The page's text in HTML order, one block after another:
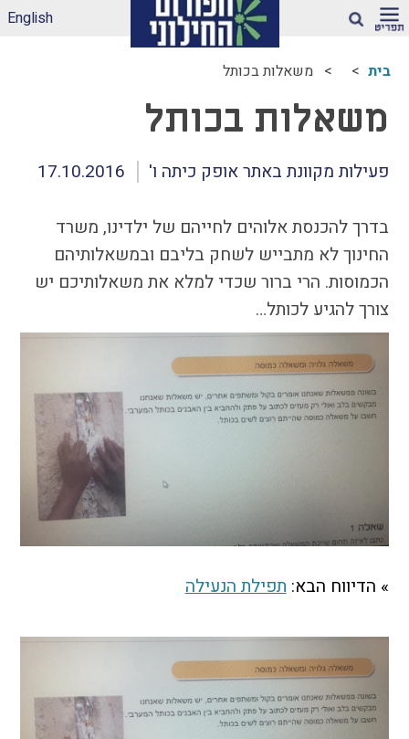
ארגז הכלים שלנו –
לאקלים חינוכי ראוי
דיווחי הדתה: עדכונים
עמותות דתיות בגנים
ובבתי-ספר הממלכתיים
– מה ניתן לעשות?
תכנית הלימודים
במקצוע תרבות
יהודית-ישראלית –
תכנית מדיתה
הדתה בצה"ל
התמודדות עם הדתה
זיהיתי הדתה, מה
עושים?
המדריך למורה: תרבות
כל הכתבות
הרשמה לעדכונים
English
בית משאלות בכותל
משאלות בכותל
פעילות מקוונת באתר אופק כיתה ו' 17.10.2016
בדרך להכנסת אלוהים לחייהם של ילדינו, משרד
החינוך לא מתבייש לשחק בליבם ובמשאלותיהם
הכמוסות. הרי ברור שכדי למלא את משאלותיכם יש
צורך להגיע לכותל…
» הדיווח הבא: תפילת הנעילה